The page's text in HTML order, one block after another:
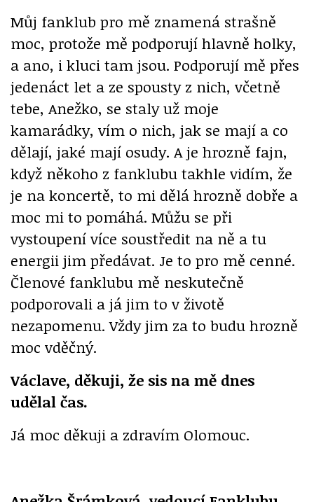
Můj fanklub pro mě znamená strašně
moc, protože mě podporují hlavně holky,
a ano, i kluci tam jsou. Podporují mě přes
jedenáct let a ze spousty z nich, včetně
tebe, Anežko, se staly už moje
kamarádky, vím o nich, jak se mají a co
dělají, jaké mají osudy. A je hrozně fajn,
když někoho z fanklubu takhle vidím, že
je na koncertě, to mi dělá hrozně dobře a
moc mi to pomáhá. Můžu se při
vystoupení více soustředit na ně a tu
energii jim předávat. Je to pro mě cenné.
Členové fanklubu mě neskutečně
podporovali a já jim to v životě
nezapomenu. Vždy jim za to budu hrozně
moc vděčný.
Václave, děkuji, že sis na mě dnes
udělal čas.
Já moc děkuji a zdravím Olomouc.